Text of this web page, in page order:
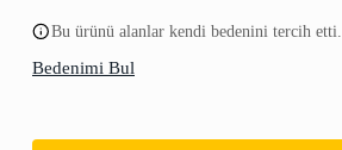
Bu ürünü alanlar kendi bedenini tercih etti.
Bedenimi Bul